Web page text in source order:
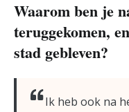
Waarom ben je
teruggekomen,
stad gebleven?
Ik heb ook na